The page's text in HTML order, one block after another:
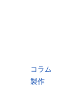
コラム
製作